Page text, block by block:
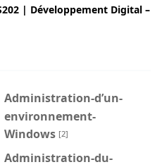
| Développement Digital –
Administration-d’un-
environnement-
Windows [2]
Administration-du-